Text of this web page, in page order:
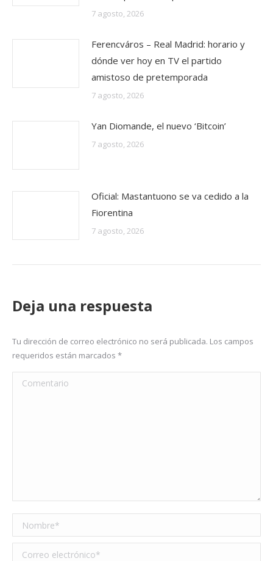
7 agosto, 2026
Ferencváros – Real Madrid: horario y
dónde ver hoy en TV el partido
amistoso de pretemporada
7 agosto, 2026
Yan Diomande, el nuevo ‘Bitcoin’
7 agosto, 2026
Oficial: Mastantuono se va cedido a la
Fiorentina
7 agosto, 2026
Deja una respuesta
Tu dirección de correo electrónico no será publicada. Los campos
requeridos están marcados *
Comentario
Nombre *
Correo electrónico *